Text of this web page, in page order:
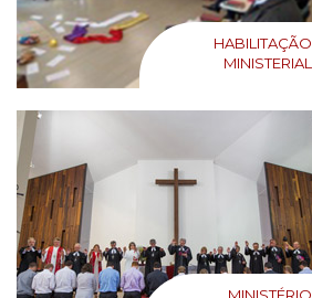
HABILITAÇÃO
MINISTERIAL
MINISTÉRIO